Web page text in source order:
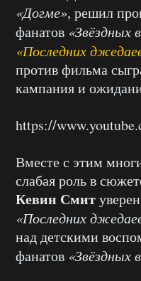
«Догме», решил
фанатов «Звёздных
«Последних
против фильма
кампания и
https://
Вместе с этим
слабая роль в
Кевин Смит
«Последних
над детскими
фанатов «Звёздных